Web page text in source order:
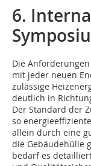
6.
Die
mit jeder neuen
zulässige
deutlich in
Der Standard der
so
allein durch eine
die Gebäudehülle
bedarf es